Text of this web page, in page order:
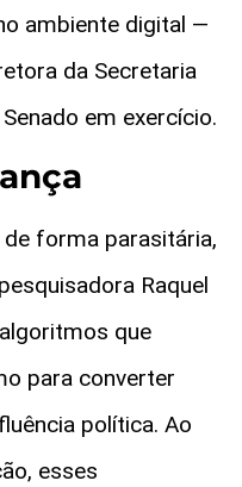
ambiente digital —
da Secretaria
em exercício.
forma parasitária,
Raquel
que
para converter
política. Ao
esses